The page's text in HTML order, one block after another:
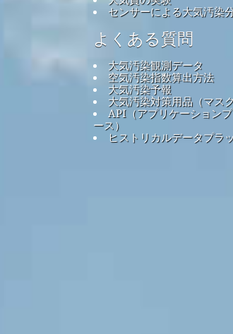
センサーによる大気汚染
よくある質問
大気汚染観測データ
空気汚染指数算出方法
大気汚染予報
大気汚染対策用品（マス
API（アプリケーション
ース）
ヒストリカルデータプラ